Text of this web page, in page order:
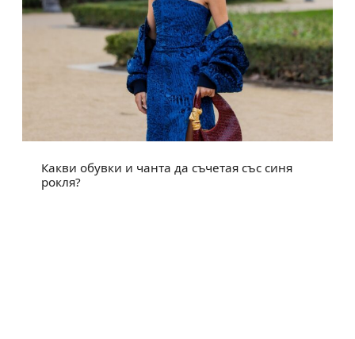
Какви обувки и чанта да съчетая със синя
рокля?